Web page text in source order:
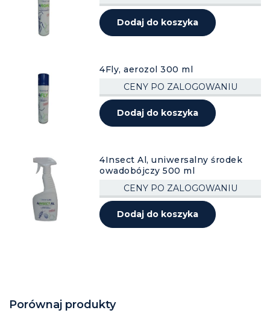
Dodaj do koszyka
4Fly, aerozol 300 ml
CENY PO ZALOGOWANIU
Dodaj do koszyka
4Insect Al, uniwersalny środek
owadobójczy 500 ml
CENY PO ZALOGOWANIU
Dodaj do koszyka
Porównaj produkty